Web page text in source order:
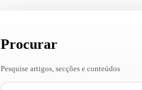
Procurar
Pesquise artigos, secções e conteúdos